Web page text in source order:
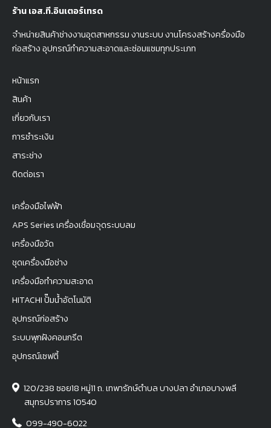
ร้าน เอส.ที.อินเตอร์เทรด
จำหน่ายสินค้าช่างงานอุตสาหกรรม งานระบบ งานโครงสร้างครื่องมือ
ก่อสร้าง อุปกรณ์ทำความสะอาดและซ่อมแซมทุกประเภท
หน้าแรก
สินค้า
เกี่ยวกับเรา
การชำระเงิน
สาระช่าง
ติดต่อเรา
เครื่องมือไฟฟ้า
APS Series เครื่องเชื่อมจุดระบบลม
เครื่องมือวัด
ชุดเครื่องมือช่าง
เครื่องมือทำความสะอาด
HITACHI ปั๊มน้ำอัตโนมัติ
อุปกรณ์ก่อสร้าง
ระบบพุกฝังคอนกรีต
อุปกรณ์เซฟตี้
120/238 ซอย18 หมู่11 ถ. เทพารักษ์ตำบล บางปลา อำเภอบางพลี
สมุทรปราการ 10540
099-490-6022